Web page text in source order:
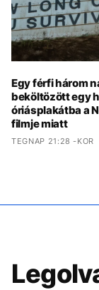
Egy férfi három
beköltözött egy
óriásplakátba a
filmje miatt
TEGNAP 21:28 -KOR